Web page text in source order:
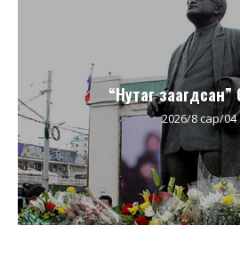
“Нутаг заагдсан”
2026/8 сар/04